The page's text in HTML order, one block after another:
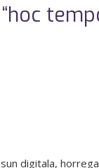
digitala,